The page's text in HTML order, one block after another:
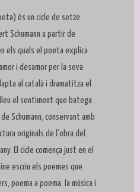
és un cicle de setze
Schumann a partir de
els quals el poeta explica
i desamor per la seva
al català i dramatitza el
el sentiment que batega
Schumann, conservant amb
originals de l’obra del
El cicle comença just en el
escriu els poemes que
poema a poema, la música i